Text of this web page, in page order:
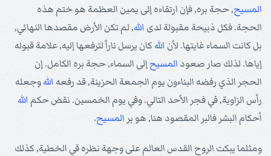
المسيح, حجة بره, فإن ارتقاءه إلى يمين العظمة هو ختم هذه
الحجة. فكل ذبيحة مقبولة لدى الله, لم تكن الأرض مقصدها النهائي,
بل كانت السماء غايتها. لأن الله كان يرسل ناراً لترفعها إليه, علامة قبوله
إياها. لذلك صار صعود المسيحإلى السماء, حجة بره الكامل. إن
الحجر الذي رفضه البناءون يوم الجمعة الحزينة, قد رفعه اللهوجعله
رأس الزاوية, في فجر الأحد التالي. وفي يوم الخمسين. نقض حكم الله
أحكام البشر فالبر المقصود هنا, هو بر المسيح.
ومثلما يبكت الروح القدس العالم على وجهة نظره في الخطية, كذلك